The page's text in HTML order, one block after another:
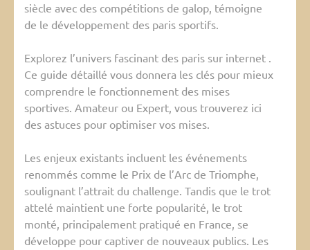
siècle avec des compétitions de galop, témoigne
de le développement des paris sportifs.
Explorez l’univers fascinant des paris sur internet .
Ce guide détaillé vous donnera les clés pour mieux
comprendre le fonctionnement des mises
sportives. Amateur ou Expert, vous trouverez ici
des astuces pour optimiser vos mises.
Les enjeux existants incluent les événements
renommés comme le Prix de l’Arc de Triomphe,
soulignant l’attrait du challenge. Tandis que le trot
attelé maintient une forte popularité, le trot
monté, principalement pratiqué en France, se
développe pour captiver de nouveaux publics. Les